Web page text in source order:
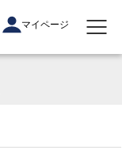
マイページ